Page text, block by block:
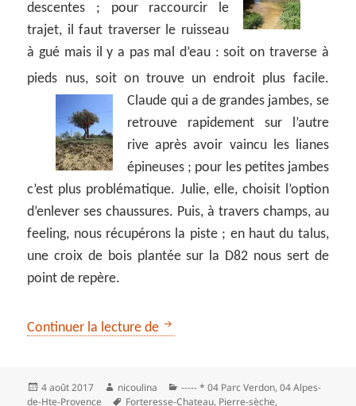
descentes ; pour raccourcir le
trajet, il faut traverser le ruisseau
à gué mais il y a pas mal d’eau : soit on traverse à
pieds nus, soit on trouve un endroit plus facile.
Claude qui a de grandes jambes, se
retrouve rapidement sur l’autre
rive après avoir vaincu les lianes
épineuses ; pour les petites jambes
c’est plus problématique. Julie, elle, choisit l’option
d’enlever ses chaussures. Puis, à travers champs, au
feeling, nous récupérons la piste ; en haut du talus,
une croix de bois plantée sur la D82 nous sert de
point de repère.
Continuer la lecture de Esparron de Verdon… autrement
Publié
le
4 août 2017 Auteur
nicoulina Catégories
----- * 04 Parc Verdon,04 Alpes-
de-Hte-Provence
Mots-
Forteresse-Chateau, Pierre-sèche,